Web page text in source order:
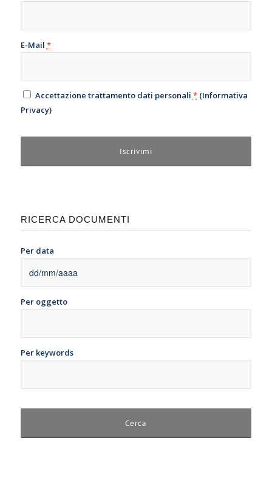
E-Mail *
Accettazione trattamento dati personali *(Informativa
Privacy)
RICERCA DOCUMENTI
Per data
Per oggetto
Per keywords